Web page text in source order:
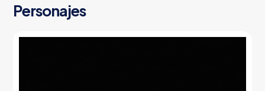
Personajes